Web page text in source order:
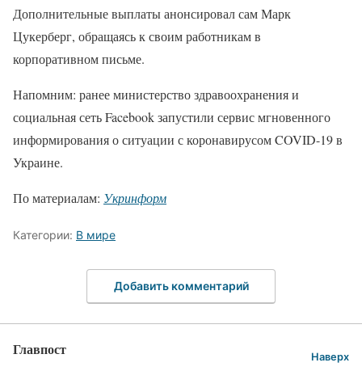
Дополнительные выплаты анонсировал сам Марк
Цукерберг, обращаясь к своим работникам в
корпоративном письме.
Напомним: ранее министерство здравоохранения и
социальная сеть Facebook запустили сервис мгновенного
информирования о ситуации с коронавирусом COVID-19 в
Украине.
По материалам: Укринформ
Категории: В мире
Добавить комментарий
Главпост Наверх